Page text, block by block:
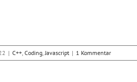
| C++, Coding,Javascript | 1 Kommentar